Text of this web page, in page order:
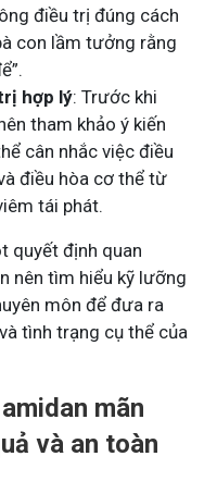
điều trị đúng cách
con lầm tưởng rằng
hợp lý: Trước khi
tham khảo ý kiến
cân nhắc việc điều
điều hòa cơ thể từ
tái phát.
quyết định quan
nên tìm hiểu kỹ lưỡng
môn để đưa ra
tình trạng cụ thể của
mãn
và an toàn